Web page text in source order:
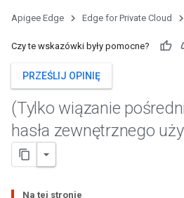
Apigee Edge Edge for Private Cloud
Czy te wskazówki były pomocne?
PRZEŚLIJ OPINIĘ
(Tylko wiązanie
hasła zewnętrznego
Na tej stronie